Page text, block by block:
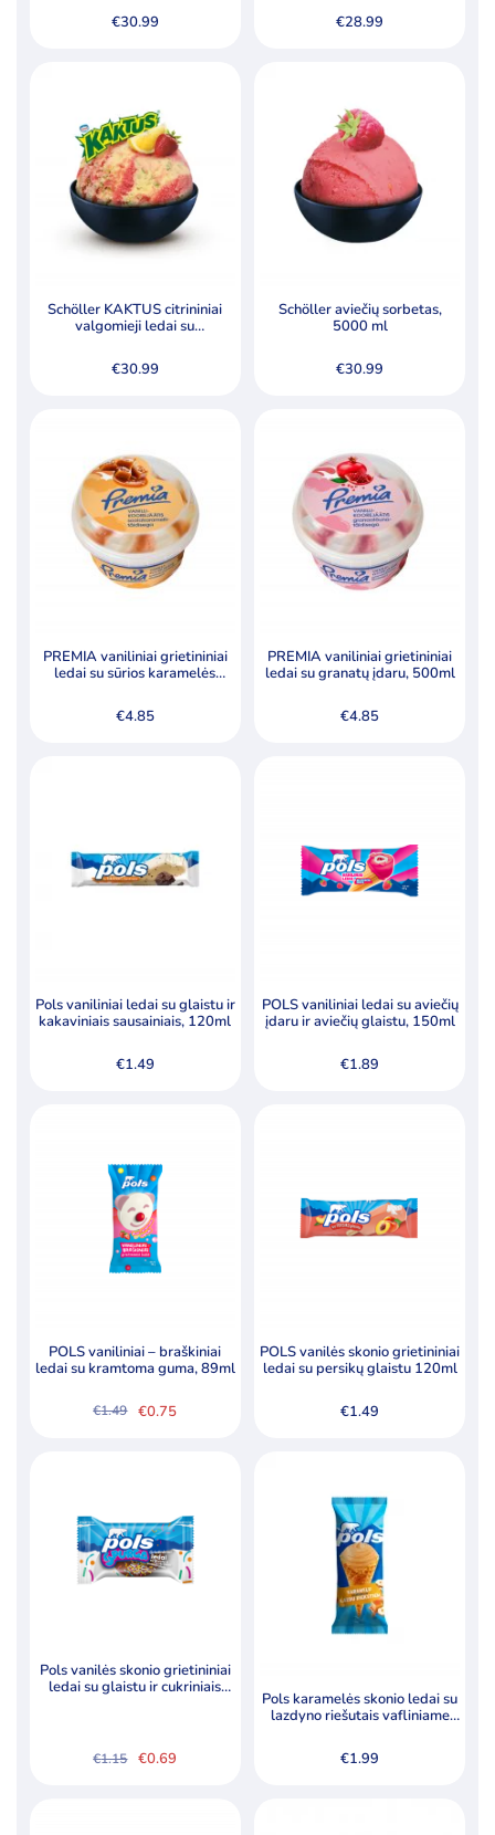
riešutais (4,5 %), 5000 ml
€30.99
riešutų gabalėliais, 5000 ml
€28.99
Schöller KAKTUS citrininiai
valgomieji ledai su
glaisto gabalėliais (5 %) ir
braškiniais valgomaisiais
€30.99
Schöller aviečių sorbetas,
5000 ml
€30.99
PREMIA vaniliniai grietininiai
ledai su sūrios karamelės
€4.85
PREMIA vaniliniai grietininiai
ledai su granatų įdaru, 500ml
€4.85
Pols vaniliniai ledai su glaistu ir
kakaviniais sausainiais, 120ml
€1.49
POLS vaniliniai ledai su aviečių
įdaru ir aviečių glaistu, 150ml
€1.89
POLS vaniliniai – braškiniai
ledai su kramtoma guma, 89ml
€1.49
Original
€0.75
Current
POLS vanilės skonio grietininiai
ledai su persikų glaistu 120ml
€1.49
Pols vanilės skonio grietininiai
ledai su glaistu ir cukriniais
€1.15
Original
€0.69
Current
Pols karamelės skonio ledai su
lazdyno riešutais vafliniame
€1.99